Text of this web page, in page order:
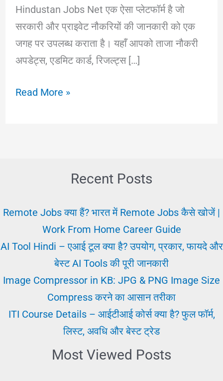
Hindustan Jobs Net एक ऐसा प्लेटफॉर्म है जो
सरकारी और प्राइवेट नौकरियों की जानकारी को एक
जगह पर उपलब्ध कराता है। यहाँ आपको ताजा नौकरी
अपडेट्स, एडमिट कार्ड, रिजल्ट्स […]
Hindustan
प्राइवेट
नौकरियों
की
जानकारी
Read More »
Recent Posts
Remote Jobs क्या हैं? भारत में Remote Jobs कैसे खोजें |
Work From Home Career Guide
AI Tool Hindi – एआई टूल क्या है? उपयोग, प्रकार, फायदे और
बेस्ट AI Tools की पूरी जानकारी
Image Compressor in KB: JPG & PNG Image Size
Compress करने का आसान तरीका
ITI Course Details – आईटीआई कोर्स क्या है? फुल फॉर्म,
लिस्ट, अवधि और बेस्ट ट्रेड
Most Viewed Posts